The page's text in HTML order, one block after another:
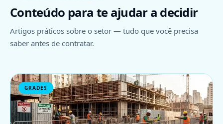
Conteúdo para te ajudar a decidir
Artigos práticos sobre o setor — tudo que você precisa
saber antes de contratar.
GRADES